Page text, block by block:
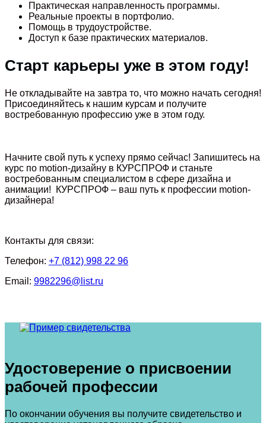
Практическая направленность программы.
Реальные проекты в портфолио.
Помощь в трудоустройстве.
Доступ к базе практических материалов.
Старт карьеры уже в этом году!
Не откладывайте на завтра то, что можно начать сегодня!
Присоединяйтесь к нашим курсам и получите
востребованную профессию уже в этом году.
Начните свой путь к успеху прямо сейчас! Запишитесь на
курс по motion-дизайну в КУРСПРОФ и станьте
востребованным специалистом в сфере дизайна и
анимации! КУРСПРОФ – ваш путь к профессии motion-
дизайнера!
Контакты для связи:
Телефон: +7 (812) 998 22 96
Email: 9982296@list.ru
Удостоверение о присвоении
рабочей профессии
По окончании обучения вы получите свидетельство и